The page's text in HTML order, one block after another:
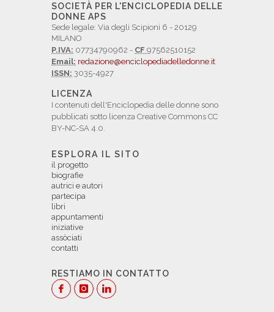
SOCIETÀ PER L'ENCICLOPEDIA DELLE
DONNE APS
Sede legale: Via degli Scipioni 6 - 20129
MILANO
P.IVA: 07734790962 - CF 97562510152
Email: redazione@enciclopediadelledonne.it
ISSN: 3035-4927
LICENZA
I contenuti dell'Enciclopedia delle donne sono
pubblicati sotto licenza Creative Commons CC
BY-NC-SA 4.0.
ESPLORA IL SITO
il progetto
biografie
autrici e autori
partecipa
libri
appuntamenti
iniziative
assòciati
contatti
RESTIAMO IN CONTATTO